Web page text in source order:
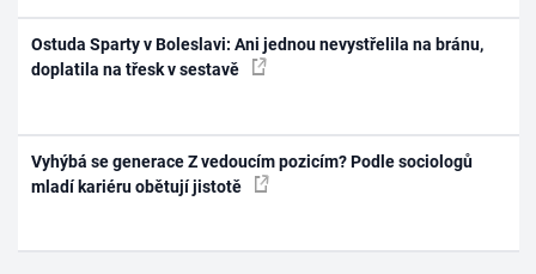
Ostuda Sparty v Boleslavi: Ani jednou nevystřelila na bránu,
doplatila na třesk v sestavě
Vyhýbá se generace Z vedoucím pozicím? Podle sociologů
mladí kariéru obětují jistotě